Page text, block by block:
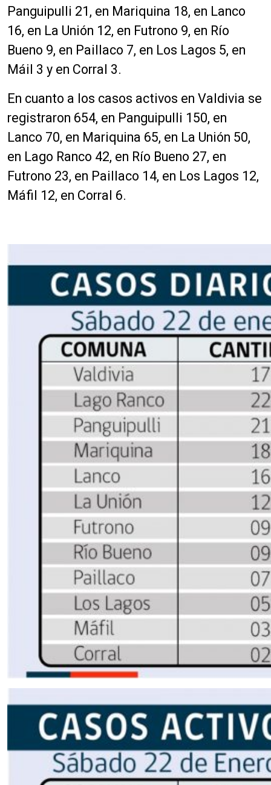
Panguipulli 21, en Mariquina 18, en Lanco
16, en La Unión 12, en Futrono 9, en Río
Bueno 9, en Paillaco 7, en Los Lagos 5, en
Máil 3 y en Corral 3.
En cuanto a los casos activos en Valdivia se
registraron 654, en Panguipulli 150, en
Lanco 70, en Mariquina 65, en La Unión 50,
en Lago Ranco 42, en Río Bueno 27, en
Futrono 23, en Paillaco 14, en Los Lagos 12,
Máfil 12, en Corral 6.